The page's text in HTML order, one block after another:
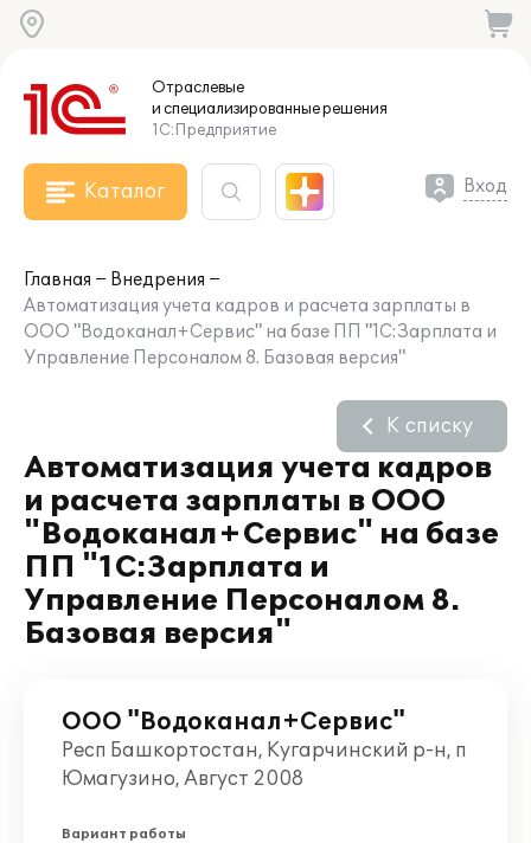
Отраслевые
и специализированныерешения
1С:Предприятие
Каталог Вход
Главная
Внедрения
Автоматизация учета кадров и расчета зарплаты в
ООО "Водоканал+Сервис" на базе ПП "1С:Зарплата и
Управление Персоналом 8. Базовая версия"
Автоматизация учета кадров
и расчета зарплаты в ООО
"Водоканал+Сервис" на базе
ПП "1С:Зарплата и
Управление Персоналом 8.
Базовая версия"
К списку
ООО "Водоканал+Сервис"
Респ Башкортостан, Кугарчинский р-н, п
Юмагузино, Август 2008
Вариант работы